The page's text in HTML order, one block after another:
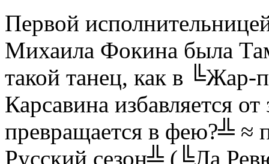
Первой
Михаила Фокина была
такой танец, как в ╚Жар-
Карсавина избавляется
превращается в фею?╩ ≈
Русский сезон╩ (╚Ла